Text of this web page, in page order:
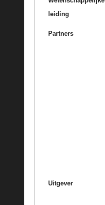
leiding
Partners
Uitgever